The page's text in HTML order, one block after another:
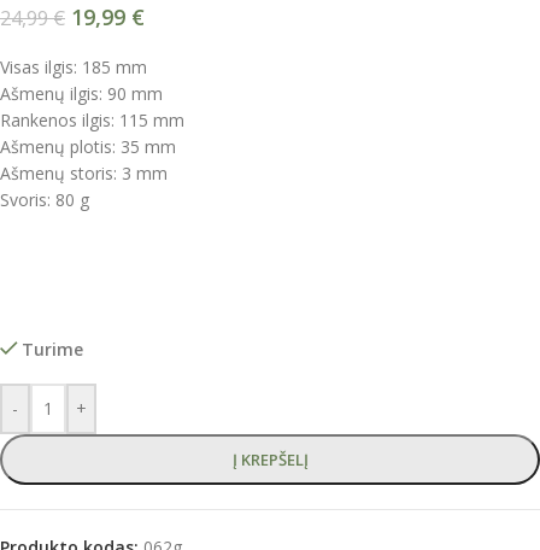
24,99€ 19,99 €
Visas ilgis: 185 mm
Ašmenų ilgis: 90 mm
Rankenos ilgis: 115 mm
Ašmenų plotis: 35 mm
Ašmenų storis: 3 mm
Svoris: 80 g
Turime
- +
Į KREPŠELĮ